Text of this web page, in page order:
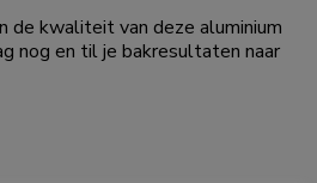
de kwaliteit van deze aluminium
nog en til je bakresultaten naar